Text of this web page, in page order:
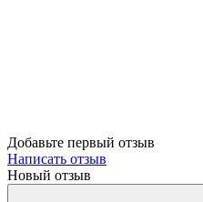
Добавьте первый отзыв
Написать отзыв
Новый отзыв